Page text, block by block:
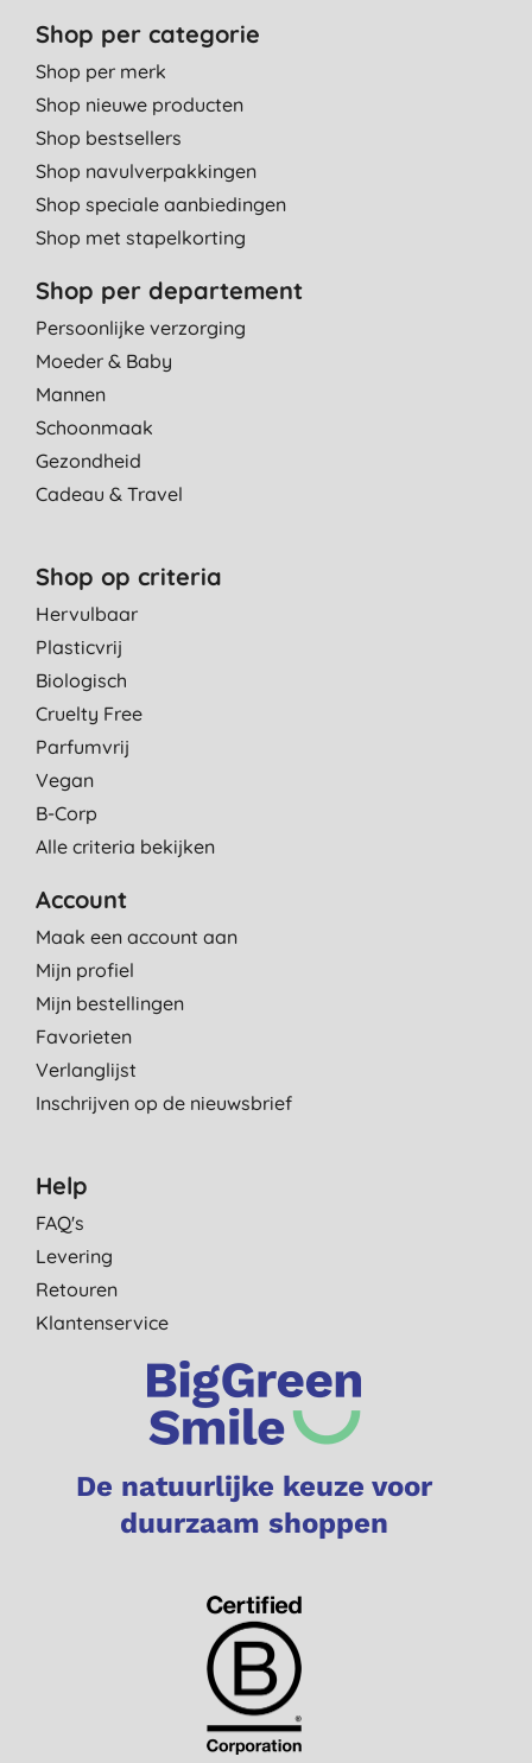
Shop per categorie
Shop per merk
Shop nieuwe producten
Shop bestsellers
Shop navulverpakkingen
Shop speciale aanbiedingen
Shop met stapelkorting
Shop per departement
Persoonlijke verzorging
Moeder & Baby
Mannen
Schoonmaak
Gezondheid
Cadeau & Travel
Shop op criteria
Hervulbaar
Plasticvrij
Biologisch
Cruelty Free
Parfumvrij
Vegan
B-Corp
Alle criteria bekijken
Account
Maak een account aan
Mijn profiel
Mijn bestellingen
Favorieten
Verlanglijst
Inschrijven op de nieuwsbrief
Help
FAQ's
Levering
Retouren
Klantenservice
De natuurlijke keuze voor
duurzaam shoppen